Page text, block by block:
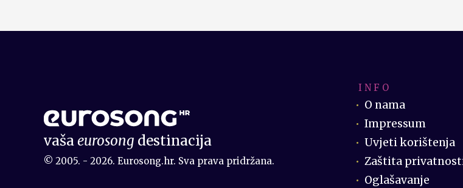
vašaeurosong destinacija
© 2005. - 2026. Eurosong.hr. Sva prava pridržana.
I N F O
O nama
Impressum
Uvjeti korištenja
Zaštita
Oglašavanje